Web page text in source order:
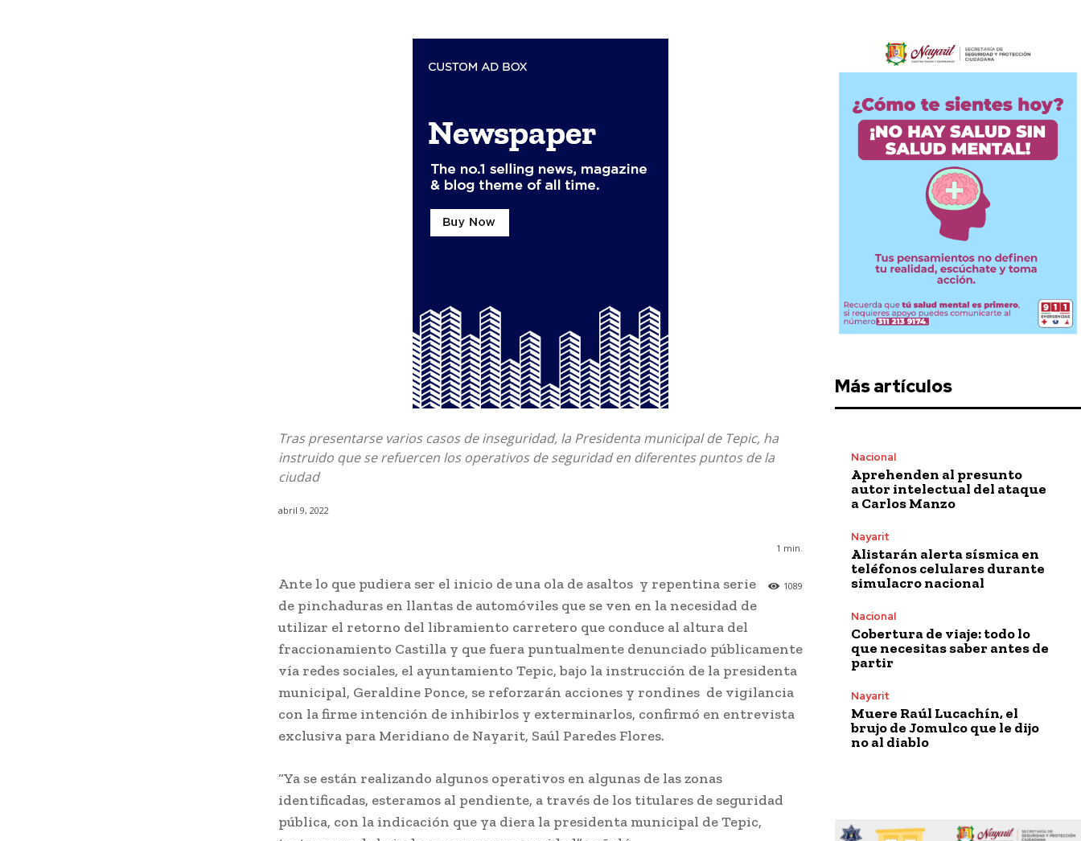
Tras presentarse varios casos de inseguridad, la Presidenta municipal de Tepic, ha
instruido que se refuercen los operativos de seguridad en diferentes puntos de la
ciudad
abril 9, 2022
1 min.
1089
Ante lo que pudiera ser el inicio de una ola de asaltos y repentina serie
de pinchaduras en llantas de automóviles que se ven en la necesidad de
utilizar el retorno del libramiento carretero que conduce al altura del
fraccionamiento Castilla y que fuera puntualmente denunciado públicamente
vía redes sociales, el ayuntamiento Tepic, bajo la instrucción de la presidenta
municipal, Geraldine Ponce, se reforzarán acciones y rondines de vigilancia
con la firme intención de inhibirlos y exterminarlos, confirmó en entrevista
exclusiva para Meridiano de Nayarit, Saúl Paredes Flores.
“Ya se están realizando algunos operativos en algunas de las zonas
identificadas, esteramos al pendiente, a través de los titulares de seguridad
pública, con la indicación que ya diera la presidenta municipal de Tepic,
Más artículos
Nacional
Aprehenden al presunto
autor intelectual del ataque
a Carlos Manzo
Nayarit
Alistarán alerta sísmica en
teléfonos celulares durante
simulacro nacional
Nacional
Cobertura de viaje: todo lo
que necesitas saber antes de
partir
Nayarit
Muere Raúl Lucachín, el
brujo de Jomulco que le dijo
no al diablo